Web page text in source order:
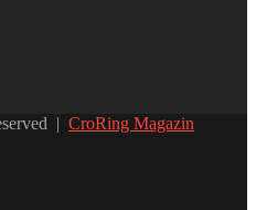
| CroRing Magazin